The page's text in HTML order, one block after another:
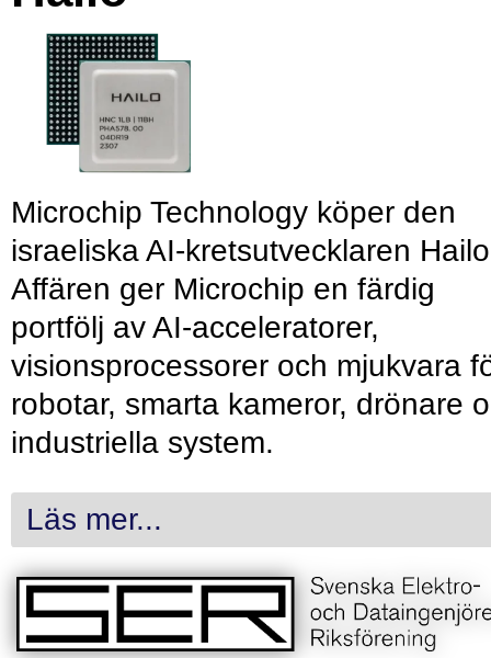
Microchip Technology köper den
israeliska AI-kretsutvecklaren
Affären ger Microchip en färdig
portfölj av AI-acceleratorer,
visionsprocessorer och mjukvara
robotar, smarta kameror, drönare
industriella system.
Läs mer...